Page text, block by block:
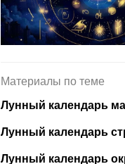
Материалы по теме
Лунный календарь
Лунный календарь
Лунный календарь